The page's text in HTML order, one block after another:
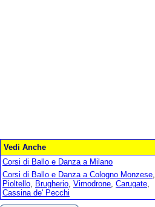
Vedi Anche
Corsi di Ballo e Danza a Milano
Corsi di Ballo e Danza a Cologno Monzese,
Pioltello, Brugherio, Vimodrone, Carugate,
Cassina de' Pecchi